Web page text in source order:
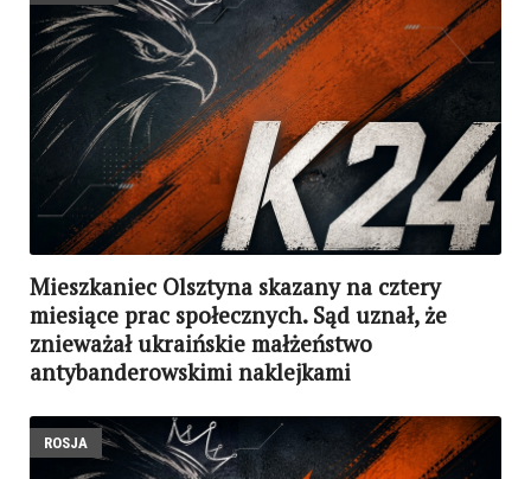
Mieszkaniec Olsztyna skazany na cztery
miesiące prac społecznych. Sąd uznał, że
znieważał ukraińskie małżeństwo
antybanderowskimi naklejkami
ROSJA